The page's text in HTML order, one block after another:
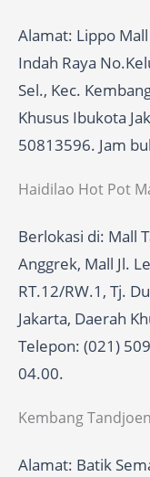
Alamat: Lippo
Indah Raya
Sel., Kec.
Khusus Ibukota
50813596. Jam
Haidilao Hot Pot
Berlokasi di: Mall
Anggrek, Mall Jl.
RT.12/RW.1, Tj.
Jakarta, Daerah
Telepon: (021)
04.00.
Kembang
Alamat: Batik